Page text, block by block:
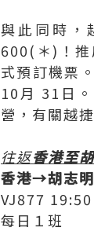
與此同時，
600(＊)！
式預訂機票
10月 31日
營，有關越
往返香港至
香港→胡志
VJ877
每日１班